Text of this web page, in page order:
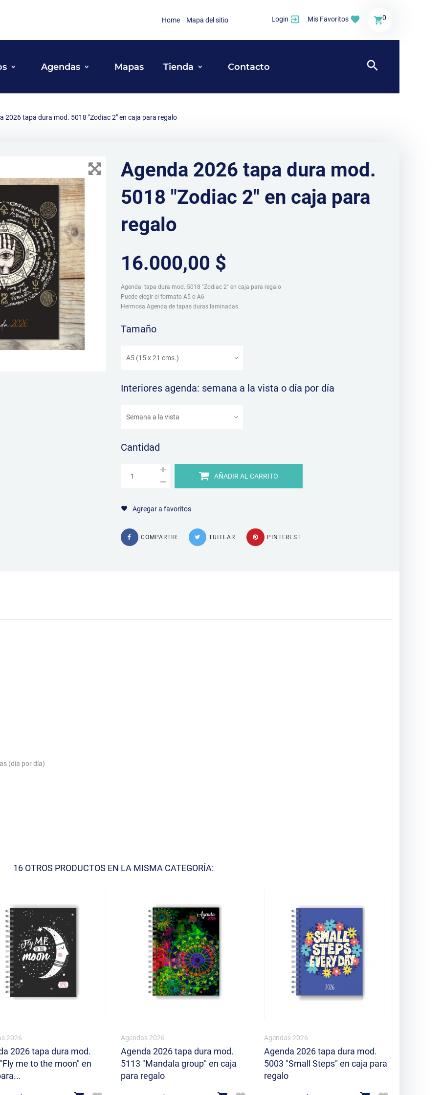
Mapa del sitio
Home Login Mis Favoritos 0
Agendas Mapas Tienda Contacto
2026 tapa dura mod. 5018 "Zodiac 2" en caja para regalo
Agenda 2026 tapa dura mod.
5018 "Zodiac 2" en caja para
regalo
16.000,00 $
Agenda tapa dura mod. 5018 "Zodiac 2" en caja para regalo
Puede elegir el formato A5 o A6
Hermosa Agenda de tapas duras laminadas.
Tamaño
Interiores agenda: semana a la vista o día por día
Cantidad
AÑADIR AL CARRITO
Agregar a favoritos
COMPARTIR TUITEAR PINTEREST
(día por día)
16 OTROS PRODUCTOS EN LA MISMA CATEGORÍA:
2026
2026 tapa dura mod.
me to the moon" en
Agendas 2026
Agenda 2026 tapa dura mod.
5113 "Mandala group" en caja
para regalo
Agendas 2026
Agenda 2026 tapa dura mod.
5003 "Small Steps" en caja para
regalo